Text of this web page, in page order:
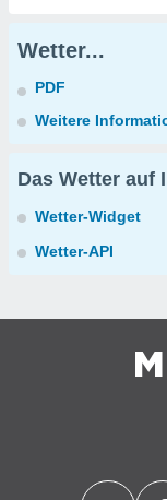
Wetter...
PDF
Weitere
Das Wetter auf
Wetter-Widget
Wetter-API